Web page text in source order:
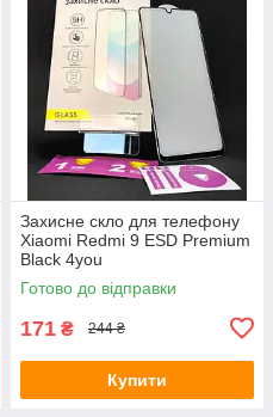
Захисне скло для телефону
Xiaomi Redmi 9 ESD Premium
Black 4you
Готово до відправки
171 ₴ 244 ₴
Купити